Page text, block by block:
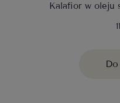
Kalafior w oleju